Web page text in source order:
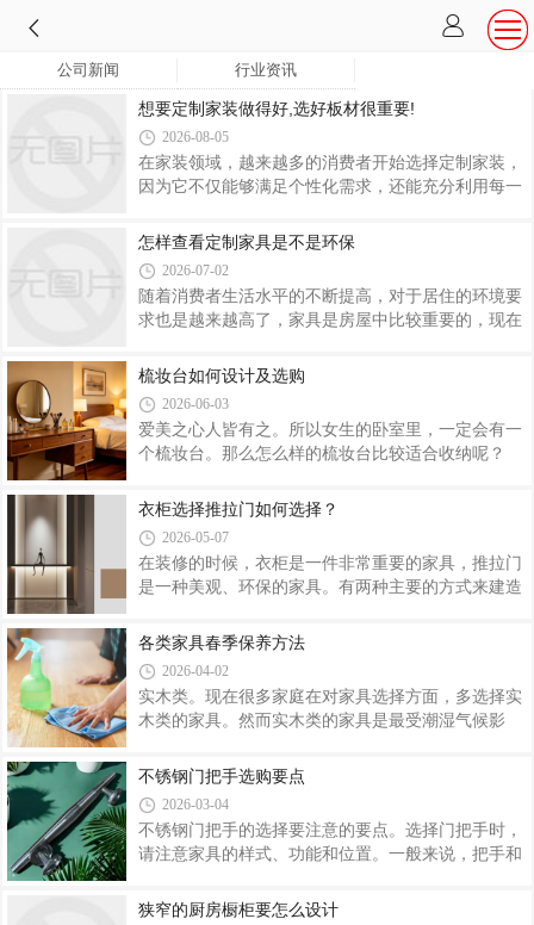
公司新闻 行业资讯
想要定制家装做得好,选好板材很重要!
2026-08-05
在家装领域，越来越多的消费者开始选择定制家装，
因为它不仅能够满足个性化需求，还能充分利用每一
度上取决于板材的选择。选对了板材，你的家装才能
合的呢？今天就来聊聊这个关键问题。板材的重要
性：基础决定上限在家装中，板材就好比建筑的地
基，基础的好坏决定了整体的质量。市面上常见的板
同的板材有着各自的优缺点。例如，实木板环保、耐
用，但价格较高；密度板价格实惠，但防潮性能较
怎样查看定制家具是不是环保
2026-07-02
随着消费者生活水平的不断提高，对于居住的环境要
求也是越来越高了，家具是房屋中比较重要的，现在
时也是需要环保的，很多消费者在定制时不知道怎样
保呢?针对这个问题做出了详细的解答。看——定制
的材质要环保从材质上来分，家具就可以分为：实
木、板式、钢材、塑料、布艺、藤艺以及现代流行的
是健康。在定制的时候，可以查看相关的质量检测报
告书，确保自己定制的家具是健康环保的，符合国
梳妆台如何设计及选购
2026-06-03
爱美之心人皆有之。所以女生的卧室里，一定会有一
个梳妆台。那么怎么样的梳妆台比较适合收纳呢？
间足够，选用小巧、轻薄的带屉桌子，就可以满足你
室可以舍去床头柜，用梳妆桌代替。窗边区域可以放
置一长桌面，在护肤上妆中迎接清晨第一缕阳光。有
条件的也可以在更衣室设置一个梳妆台，椅子还能兼
品不多的空间，连壁搁板可以选带抽屉的。旁边的墙
面也可以用搁板放置小物。二、梳妆台怎么选购
衣柜选择推拉门如何选择？
2026-05-07
在装修的时候，衣柜是一件非常重要的家具，推拉门
是一种美观、环保的家具。有两种主要的方式来建造
要谈论衣柜推拉门的材质种类。 木塑板。衣柜推
碎。 PVC材料。原料直接成型，不需使用胶水，
无甲醛，无变形，表面处理光滑，可实现双面着色，
但其成本相对较高，渗透率不高。移门是指门扇连接
区别于用铰链连接门扇的平开门。移门具有易安装、
可重复利用、可工业化生产、也可以小作坊生产、
各类家具春季保养方法
2026-04-02
实木类。现在很多家庭在对家具选择方面，多选择实
木类的家具。然而实木类的家具是最受潮湿气候影
寿命产生巨大影响。所以家里有实木类家具的朋友，
洁剂进行保养，保养后可以在表面涂上保护蜡。另外
我们可以在家具表面贴上吸水纸张，这样可以很好的
达到防潮的作用。这项春季家具保养注意事项的应用
气湿度大，金属遇水易发生反应。主要症状为生锈。
不锈钢门把手选购要点
2026-03-04
不锈钢门把手的选择要注意的要点。选择门把手时，
请注意家具的样式、功能和位置。一般来说，把手和
么隐藏。（1） 玄关是房间中重要的装饰部件之一，
狭窄的厨房橱柜要怎么设计